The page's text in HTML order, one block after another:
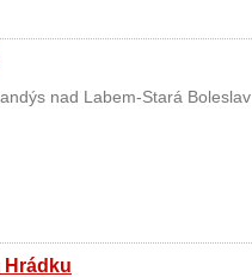
nad Labem-Stará Boleslav
Hrádku